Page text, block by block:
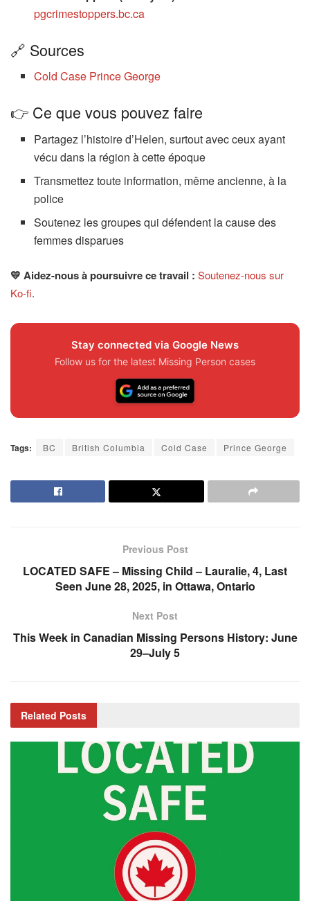
pgcrimestoppers.bc.ca
🔗 Sources
Cold Case Prince George
👉 Ce que vous pouvez faire
Partagez l’histoire d’Helen, surtout avec ceux ayant
vécu dans la région à cette époque
Transmettez toute information, même ancienne, à la
police
Soutenez les groupes qui défendent la cause des
femmes disparues
💛 Aidez-nous à poursuivre ce travail : Soutenez-nous sur
Ko-fi.
Stay connected via Google News
Follow us for the latest Missing Person cases
Tags: BC British Columbia Cold Case Prince George
Previous Post
LOCATED SAFE – Missing Child – Lauralie, 4, Last
Seen June 28, 2025, in Ottawa, Ontario
Next Post
This Week in Canadian Missing Persons History: June
29–July 5
Related Posts